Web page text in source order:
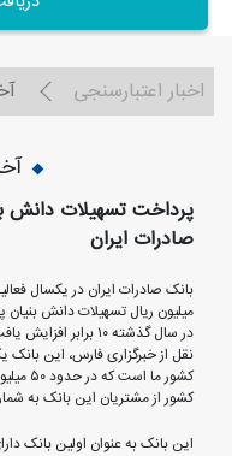
اخبار اعتبارسنجی
صادرات ایران
میلیون ریال تسهیلات دانش
در سال گذشته ١٠
کشور از مشتریان این بانک به
این بانک به عنوان اولین بانک